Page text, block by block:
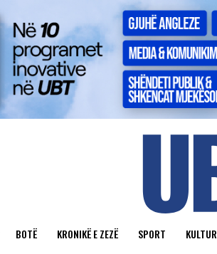
BOTË KRONIKË E ZEZË SPORT